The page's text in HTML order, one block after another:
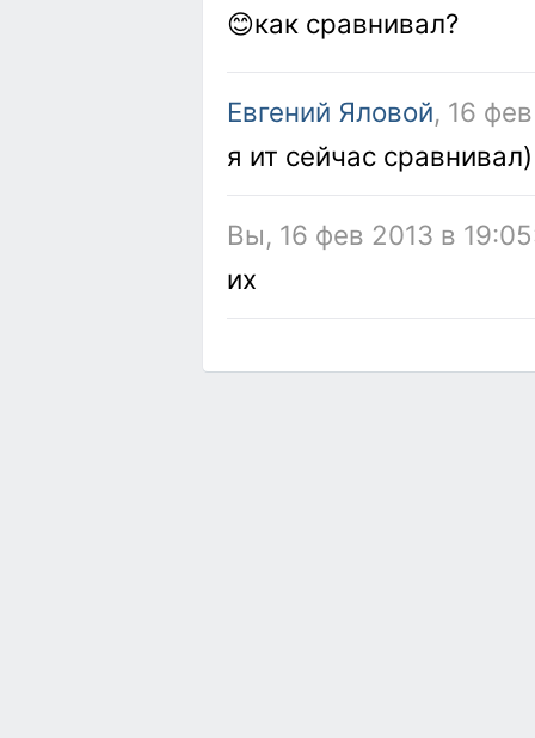
😊как сравнивал?
Евгений Яловой, 16
я ит сейчас сравнивал)
Вы, 16 фев 2013 в
их